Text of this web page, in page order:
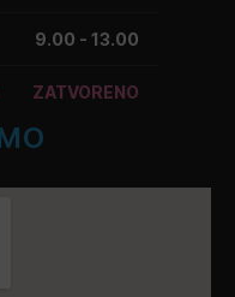
9.00 - 13.00
ZATVORENO